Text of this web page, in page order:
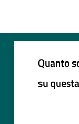
Quanto
su